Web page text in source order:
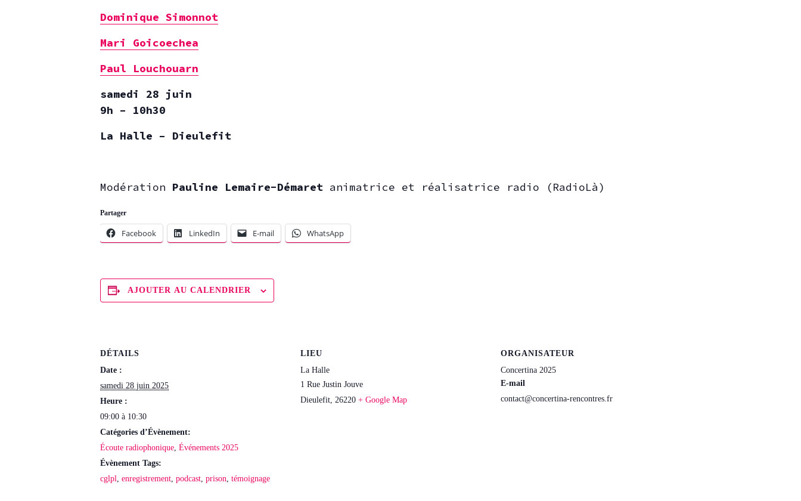
Dominique Simonnot
Mari Goicoechea
Paul Louchouarn
samedi 28 juin
9h – 10h30
La Halle – Dieulefit
Modération Pauline Lemaire-Démaret animatrice et réalisatrice radio (RadioLà)
Partager
Facebook LinkedIn E-mail WhatsApp
AJOUTER AU CALENDRIER
DÉTAILS
Date :
samedi 28 juin 2025
Heure :
09:00 à 10:30
Catégories d’Évènement:
Écoute radiophonique Événements 2025
Évènement Tags:
cglpl
enregistrement podcast prison témoignage
LIEU
La Halle
1 Rue Justin Jouve
Dieulefit 26220 + Google Map
ORGANISATEUR
Concertina 2025
E-mail
contact@concertina-rencontres.fr